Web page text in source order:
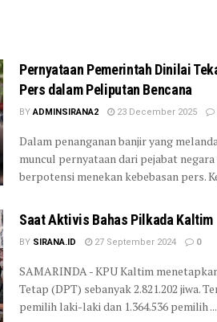
Pernyataan Pemerintah Dinilai
Pers dalam Peliputan Bencana
BY ADMINSIRANA2 23 December 2025
Dalam penanganan banjir yang
muncul pernyataan dari pejabat
berpotensi menekan kebebasan pers.
Saat Aktivis Bahas Pilkada Kaltim
BY SIRANA.ID 27 September 2024 0
SAMARINDA - KPU Kaltim
Tetap (DPT) sebanyak 2.821.202 jiwa.
pemilih laki-laki dan 1.364.536 pemilih ...